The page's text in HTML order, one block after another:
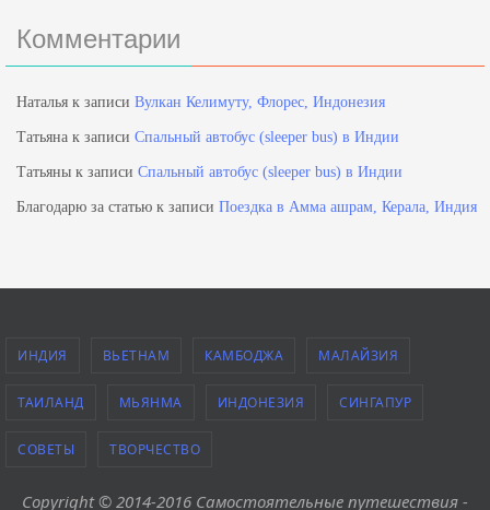
Комментарии
Наталья к записи Вулкан Келимуту, Флорес, Индонезия
Татьяна к записи Спальный автобус (sleeper bus) в Индии
Татьяны к записи Спальный автобус (sleeper bus) в Индии
Благодарю за статью к записи Поездка в Амма ашрам, Керала, Индия
ИНДИЯ ВЬЕТНАМ КАМБОДЖА МАЛАЙЗИЯ
ТАИЛАНД МЬЯНМА ИНДОНЕЗИЯ СИНГАПУР
СОВЕТЫ ТВОРЧЕСТВО
Copyright © 2014-2016 Самостоятельные путешествия -